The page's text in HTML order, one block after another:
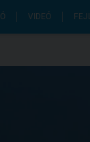
VIDEÓ